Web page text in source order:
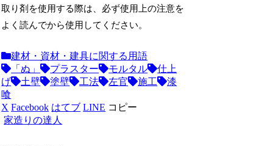
取り剤を使用する際は、必ず使用上の注意を
よく読んでから使用してください。
建材・資材・建具に関する用語
「ぬ」
プラスター モルタル
仕上
げ
土壁 塗壁 工法 左官 施工
漆
喰
X Facebook はてブ LINE コピー
家造りの達人